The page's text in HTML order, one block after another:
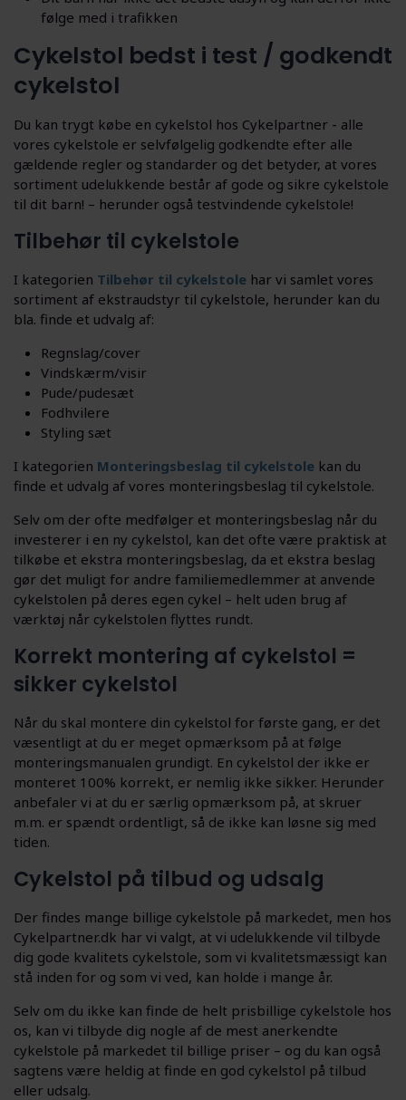
følge med i trafikken
Cykelstol bedst i test / godkendt
cykelstol
Du kan trygt købe en cykelstol hos Cykelpartner - alle
vores cykelstole er selvfølgelig godkendte efter alle
gældende regler og standarder og det betyder, at vores
sortiment udelukkende består af gode og sikre cykelstole
til dit barn! – herunder også testvindende cykelstole!
Tilbehør til cykelstole
I kategorien Tilbehør til cykelstole har vi samlet vores
sortiment af ekstraudstyr til cykelstole, herunder kan du
bla. finde et udvalg af:
Regnslag/cover
Vindskærm/visir
Pude/pudesæt
Fodhvilere
Styling sæt
I kategorien Monteringsbeslag til cykelstole kan du
finde et udvalg af vores monteringsbeslag til cykelstole.
Selv om der ofte medfølger et monteringsbeslag når du
investerer i en ny cykelstol, kan det ofte være praktisk at
tilkøbe et ekstra monteringsbeslag, da et ekstra beslag
gør det muligt for andre familiemedlemmer at anvende
cykelstolen på deres egen cykel – helt uden brug af
værktøj når cykelstolen flyttes rundt.
Korrekt montering af cykelstol =
sikker cykelstol
Når du skal montere din cykelstol for første gang, er det
væsentligt at du er meget opmærksom på at følge
monteringsmanualen grundigt. En cykelstol der ikke er
monteret 100% korrekt, er nemlig ikke sikker. Herunder
anbefaler vi at du er særlig opmærksom på, at skruer
m.m. er spændt ordentligt, så de ikke kan løsne sig med
tiden.
Cykelstol på tilbud og udsalg
Der findes mange billige cykelstole på markedet, men hos
Cykelpartner.dk har vi valgt, at vi udelukkende vil tilbyde
dig gode kvalitets cykelstole, som vi kvalitetsmæssigt kan
stå inden for og som vi ved, kan holde i mange år.
Selv om du ikke kan finde de helt prisbillige cykelstole hos
os, kan vi tilbyde dig nogle af de mest anerkendte
cykelstole på markedet til billige priser – og du kan også
sagtens være heldig at finde en god cykelstol på tilbud
eller udsalg.